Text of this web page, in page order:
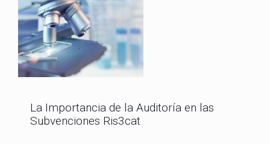
La Importancia de la Auditoría en las
Subvenciones Ris3cat